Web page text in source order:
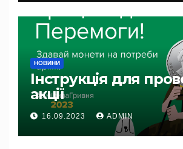
НОВИНИ
Інструкція для
акції
16.09.2023 ADMIN